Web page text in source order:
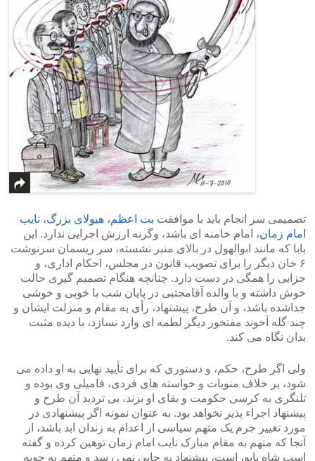
تصمیمی سر انجام باید با موافقت بت اعظم، هیولای بزرگ، نایب
امام زمان، امام خامنه ای باشد، وگرنه ارزش اجرایی ندارد. این
بابا که مانند ابوالهول در بالای منبر نشسته، سر ریسمان سرنوشت
۶ خان دیگر را برای تصویب قانون در مجلس، احکام اداری، و
جزایی را همگی در دست دارد. چنانچه هنگام تصمیم گیری حالت
خوش داشته و با والده آقامجتبی در پایان شب با خوبی و خوشی
جداشده باشد، و آن طرح، پیشنهاد، رأی به مقام و منزلت ایشان و
چند گله آخوند مفتخور دیگر لطمه ای وارد نسازد، با دیده مثبت
بدان نگاه می کند.
ولی اگر طرح، حکم، و دستوری که برای تأیید نهایی به او داده می
شود، بر خلاف منویات و خواسته های فردی، فامیلی وی بوده و
تلنگری به کرسی حکومت و بقای او بزند، بی تردید آن طرح و
پیشنهاد اجراء پذیر نخواهد بود. به عنوان نمونه اگر پیشنهادی در
مورد تغییر جرم یک متهم سیاسی از اعدام به زندان ابد باشد، از
آنجا که متهم به مقام مبارک نایب امام زمان توهین کرده و گفته
اسب شاه یابو، است، پیشنهاد به جایی نمی رسد و متهم به چوبه